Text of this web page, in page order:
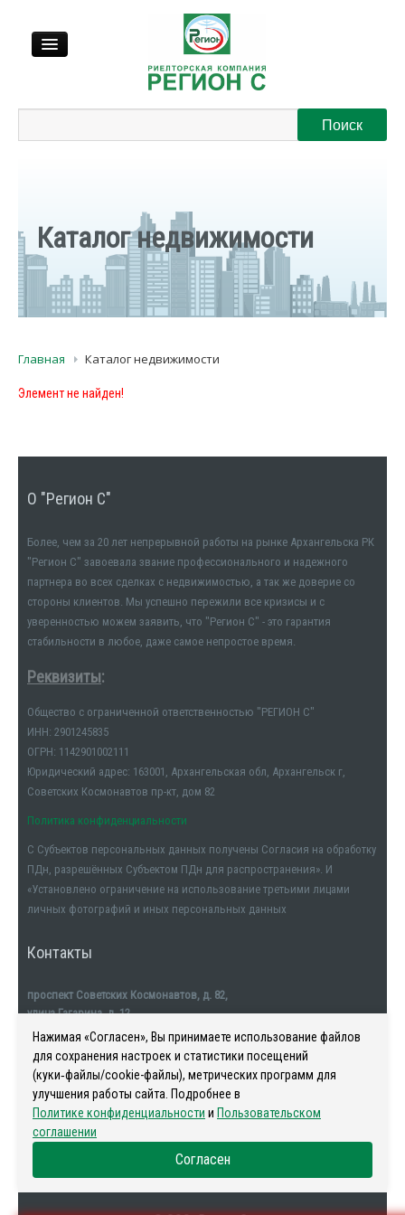
Регионы
Каталог недвижимости
Главная Каталог недвижимости
Элемент не найден!
О "Регион С"
Более, чем за 20 лет непрерывной работы на рынке Архангельска РК
"Регион С" завоевала звание профессионального и надежного
партнера во всех сделках с недвижимостью, а так же доверие со
стороны клиентов. Мы успешно пережили все кризисы и с
уверенностью можем заявить, что "Регион С" - это гарантия
стабильности в любое, даже самое непростое время.
Реквизиты:
Общество с ограниченной ответственностью "РЕГИОН С"
ИНН: 2901245835
ОГРН: 1142901002111
Юридический адрес: 163001, Архангельская обл, Архангельск г,
Советских Космонавтов пр-кт, дом 82
Политика конфиденциальности
С Субъектов персональных данных получены Согласия на обработку
ПДн, разрешённых Субъектом ПДн для распространения». И
«Установлено ограничение на использование третьими лицами
личных фотографий и иных персональных данных
Контакты
проспект Советских Космонавтов, д. 82,
улица Гагарина, д. 12
тел. +7911-554-32-32
Наша история
Нажимая «Согласен», Вы принимаете использование файлов
для сохранения настроек и статистики посещений
(куки‑файлы/cookie-файлы), метрических программ для
улучшения работы сайта. Подробнее в
Политике конфиденциальности и Пользовательском
соглашении
Согласен